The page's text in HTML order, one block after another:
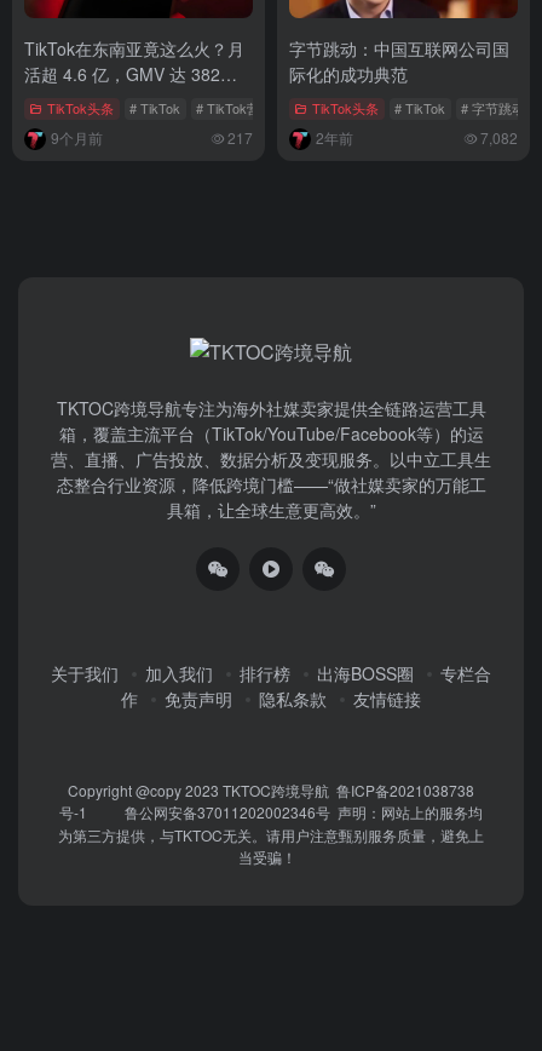
TikTok在东南亚竟这么火？月
活超 4.6 亿，GMV 达 382
亿，还有超多惊喜玩法
TikTok头条 # TikTok # TikTok营销 # 东南亚电商
9个月前 217
字节跳动：中国互联网公司国
际化的成功典范
TikTok头条 # TikTok # 字节跳动
2年前 7,082
TKTOC跨境导航​专注为海外社媒卖家提供全链路运营工具
箱，覆盖主流平台（TikTok/YouTube/Facebook等）​的运
营、直播、广告投放、数据分析及变现服务。以中立工具生
态整合行业资源，降低跨境门槛——“做社媒卖家的万能工
具箱，让全球生意更高效。”
关于我们 加入我们 排行榜 出海BOSS圈
专栏合
作
免责声明 隐私条款 友情链接
Copyright @copy 2023 TKTOC跨境导航 鲁ICP备2021038738
号-1
鲁公网安备37011202002346号 声明：网站上的服务均
为第三方提供，与TKTOC无关。请用户注意甄别服务质量，避免上
当受骗！